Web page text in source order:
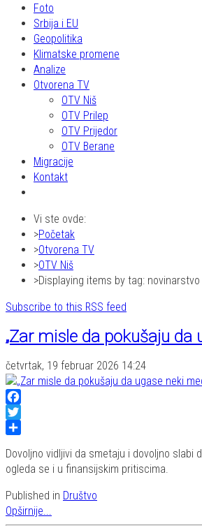
Foto
Srbija i EU
Geopolitika
Klimatske promene
Analize
Otvorena TV
OTV Niš
OTV Prilep
OTV Prijedor
OTV Berane
Migracije
Kontakt
Vi ste ovde:
Početak
Otvorena TV
OTV Niš
Displaying items by tag: novinarstvo
Subscribe to this RSS feed
„Zar misle da pokušaju da
četvrtak, 19 februar 2026 14:24
Facebook
Twitter
Dovoljno vidljivi da smetaju i dovoljno
ogleda se i u finansijskim pritiscima.
Published in Društvo
Opširnije...